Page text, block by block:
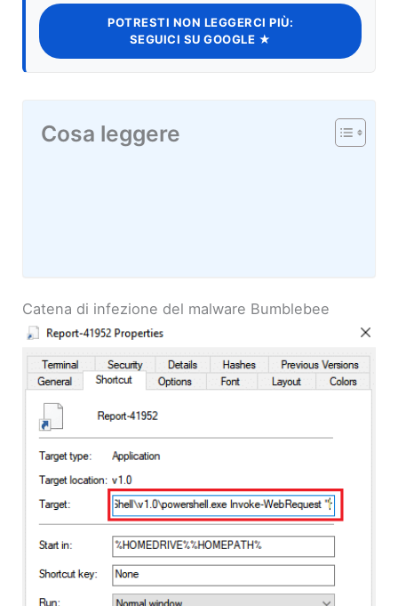
POTRESTI NON LEGGERCI PIÙ:
SEGUICI SU GOOGLE ★
Cosa leggere
Catena di infezione del malware Bumblebee